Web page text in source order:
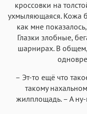
кроссовки на
ухмыляющаяся. Кожа
как мне
Глазки злобные,
шарнирах. В
– Эт-то ещё что
такому
жилплощадь. – А